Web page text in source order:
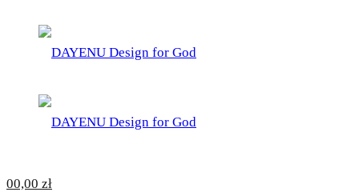
00,00 zł